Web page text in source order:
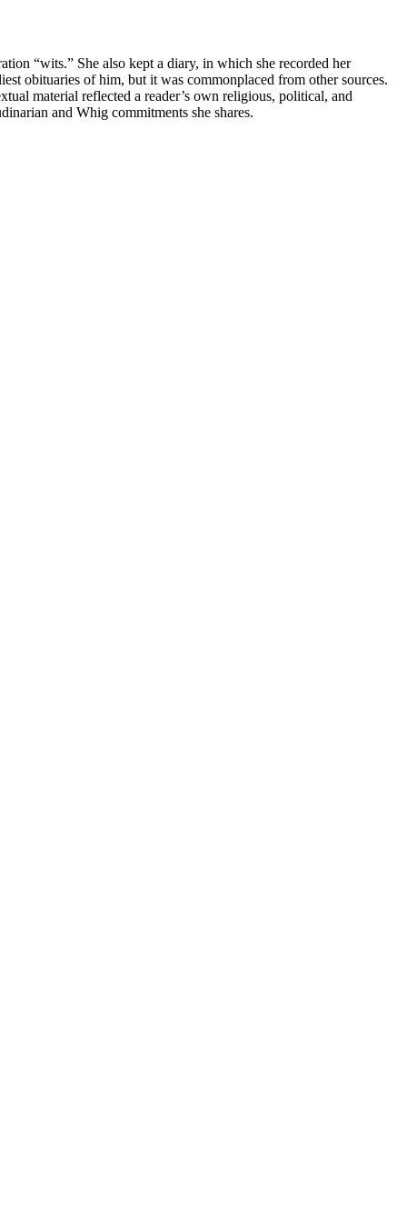
“wits.” She also kept a diary, in which she recorded her
obituaries of him, but it was commonplaced from other sources.
material reflected a reader’s own religious, political, and
and Whig commitments she shares.